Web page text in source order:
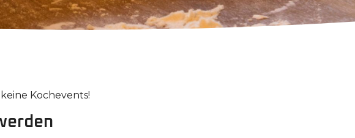
Kochevents!